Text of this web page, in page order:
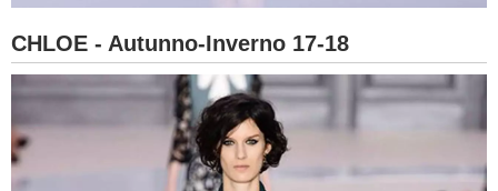
CHLOE - Autunno-Inverno 17-18